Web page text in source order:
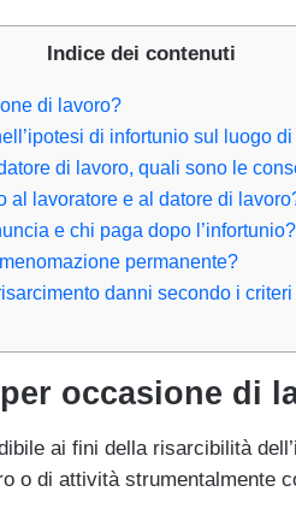
Indice dei contenuti
di lavoro?
di infortunio sul luogo
di lavoro, quali sono le
al lavoratore e al datore di
e chi paga dopo l’infortunio?
permanente?
danni secondo i
occasione di
ai fini della risarcibilità
o di attività strumentalmente